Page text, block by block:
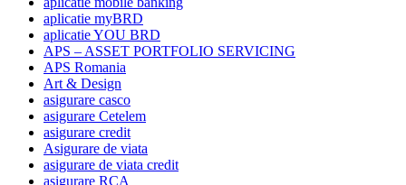
aplicatie myBRD
aplicatie YOU BRD
APS – ASSET PORTFOLIO SERVICING
APS Romania
Art & Design
asigurare casco
asigurare Cetelem
asigurare credit
Asigurare de viata
asigurare de viata credit
asigurare RCA